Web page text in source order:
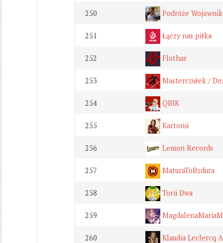
250 Podróże
251 Łączy nas piłka
252 Flothar
253 Masterczułek /
254 QBIK
255 Kartonii
256 Lemon Records
257 MaturaToBzdura
258 Torii Dwa
259
260 Klaudia Leclercq